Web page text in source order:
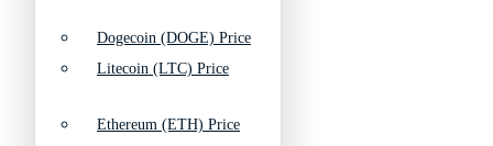
Litecoin (LTC) Price
Dogecoin (DOGE) Price
Ethereum (ETH) Price